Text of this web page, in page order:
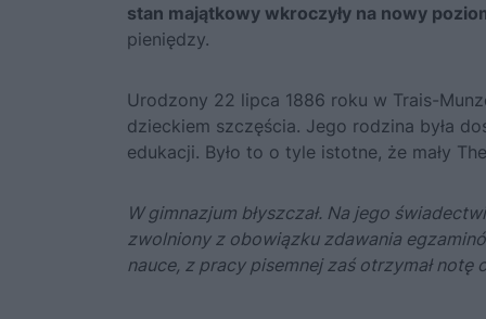
stan majątkowy wkroczyły na nowy
pieniędzy.
Urodzony 22 lipca 1886 roku w Trais-
dzieckiem szczęścia. Jego rodzina była
edukacji. Było to o tyle istotne, że mały
W gimnazjum błyszczał. Na jego
zwolniony z obowiązku zdawania
nauce, z pracy pisemnej zaś otrzymał notę